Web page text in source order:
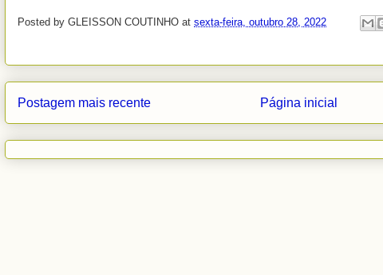
Posted by GLEISSON COUTINHO at sexta-feira, outubro 28, 2022
Postagem mais recente Página inicial